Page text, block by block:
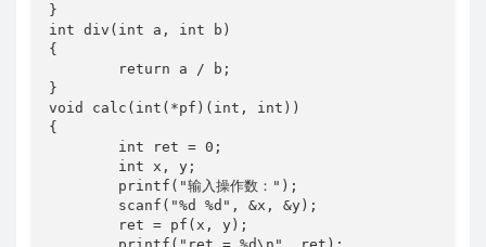
}
int div(int a, int b)
{
}
void calc(int(*pf)(int, int))
{